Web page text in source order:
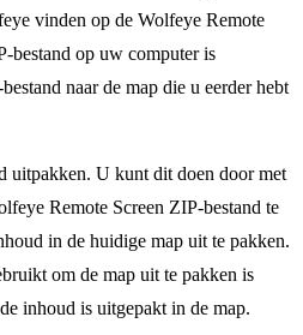
vinden op de Wolfeye Remote
bestand op uw computer is
naar de map die u eerder hebt
uitpakken. U kunt dit doen door met
Remote Screen ZIP-bestand te
in de huidige map uit te pakken.
om de map uit te pakken is
inhoud is uitgepakt in de map.